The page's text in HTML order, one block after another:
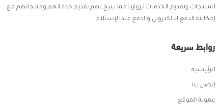
المنتجات وتقديم الخدمات لزوارنا مما يتيح لهم تقديم خدماتهم ومنتجاتهم مع
إمكانية الدفع الالكتروني والدفع عند الإستلام
روابط سريعة
الرئيسية
إتصل بنا
عمولة الموقع